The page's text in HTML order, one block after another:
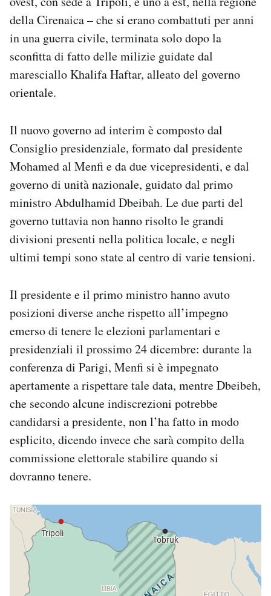
della Cirenaica – che si erano combattuti per anni
in una guerra civile, terminata solo dopo la
sconfitta di fatto delle milizie guidate dal
maresciallo Khalifa Haftar, alleato del governo
orientale.
Il nuovo governo ad interim è composto dal
Consiglio presidenziale, formato dal presidente
Mohamed al Menfi e da due vicepresidenti, e dal
governo di unità nazionale, guidato dal primo
ministro Abdulhamid Dbeibah. Le due parti del
governo tuttavia non hanno risolto le grandi
divisioni presenti nella politica locale, e negli
ultimi tempi sono state al centro di varie tensioni.
Il presidente e il primo ministro hanno avuto
posizioni diverse anche rispetto all’impegno
emerso di tenere le elezioni parlamentari e
presidenziali il prossimo 24 dicembre: durante la
conferenza di Parigi, Menfi si è impegnato
apertamente a rispettare tale data, mentre Dbeibeh,
che secondo alcune indiscrezioni potrebbe
candidarsi a presidente, non l’ha fatto in modo
esplicito, dicendo invece che sarà compito della
commissione elettorale stabilire quando si
dovranno tenere.